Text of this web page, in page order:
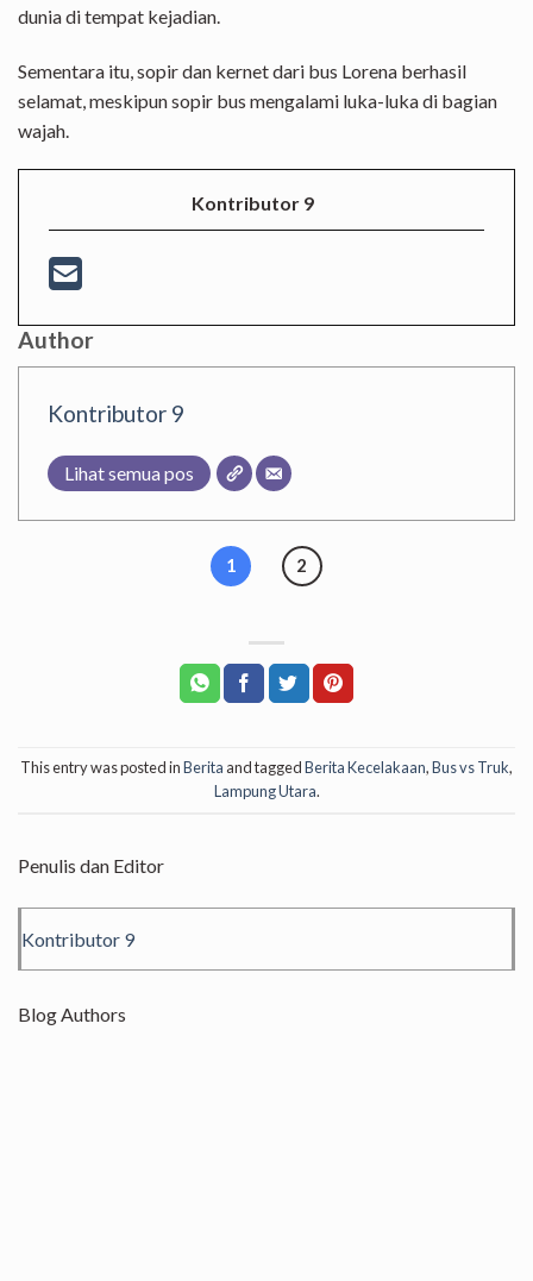
dunia di tempat kejadian.
Sementara itu, sopir dan kernet dari bus Lorena berhasil
selamat, meskipun sopir bus mengalami luka-luka di bagian
wajah.
Kontributor 9
Author
Kontributor 9
Lihat semua pos
1 2
This entry was posted inBerita and taggedBerita Kecelakaan,Bus vs Truk,
Lampung Utara.
Penulis dan Editor
Kontributor 9
Blog Authors